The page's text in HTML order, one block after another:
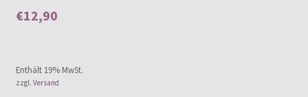
€12,90
Enthält 19% MwSt.
zzgl. Versand